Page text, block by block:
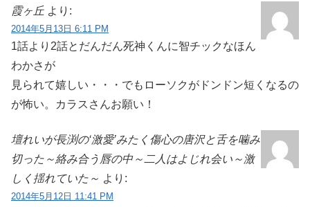
霞ヶ丘 より:
2014年5月13日 6:11 PM
1話より2話とだんだん死神くんに智チックなほん
わかさが
見られて嬉しい・・・でもローソクがドンドン短くなるの
が怖い。カラスさんお願い！
壇れいが長渕の‘激愛’みたく傷心の唐沢と舌を噛み
切った～絡み合う唇の中～二人はよじれ会い～激
しく揺れていた～ より:
2014年5月12日 11:41 PM